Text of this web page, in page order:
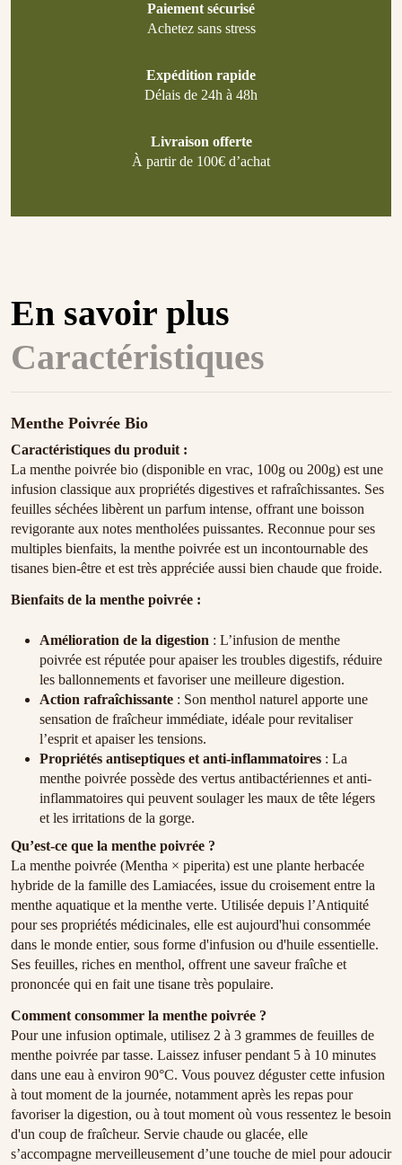
Paiement sécurisé
Achetez sans stress
Expédition rapide
Délais de 24h à 48h
Livraison offerte
À partir de 100€ d’achat
En savoir plus
Caractéristiques
Menthe Poivrée Bio
Caractéristiques du produit :
La menthe poivrée bio (disponible en vrac, 100g ou 200g) est une
infusion classique aux propriétés digestives et rafraîchissantes. Ses
feuilles séchées libèrent un parfum intense, offrant une boisson
revigorante aux notes mentholées puissantes. Reconnue pour ses
multiples bienfaits, la menthe poivrée est un incontournable des
tisanes bien-être et est très appréciée aussi bien chaude que froide.
Bienfaits de la menthe poivrée :
Amélioration de la digestion : L’infusion de menthe
poivrée est réputée pour apaiser les troubles digestifs, réduire
les ballonnements et favoriser une meilleure digestion.
Action rafraîchissante : Son menthol naturel apporte une
sensation de fraîcheur immédiate, idéale pour revitaliser
l’esprit et apaiser les tensions.
Propriétés antiseptiques et anti-inflammatoires : La
menthe poivrée possède des vertus antibactériennes et anti-
inflammatoires qui peuvent soulager les maux de tête légers
et les irritations de la gorge.
Qu’est-ce que la menthe poivrée ?
La menthe poivrée (Mentha × piperita) est une plante herbacée
hybride de la famille des Lamiacées, issue du croisement entre la
menthe aquatique et la menthe verte. Utilisée depuis l’Antiquité
pour ses propriétés médicinales, elle est aujourd'hui consommée
dans le monde entier, sous forme d'infusion ou d'huile essentielle.
Ses feuilles, riches en menthol, offrent une saveur fraîche et
prononcée qui en fait une tisane très populaire.
Comment consommer la menthe poivrée ?
Pour une infusion optimale, utilisez 2 à 3 grammes de feuilles de
menthe poivrée par tasse. Laissez infuser pendant 5 à 10 minutes
dans une eau à environ 90°C. Vous pouvez déguster cette infusion
à tout moment de la journée, notamment après les repas pour
favoriser la digestion, ou à tout moment où vous ressentez le besoin
d'un coup de fraîcheur. Servie chaude ou glacée, elle
s’accompagne merveilleusement d’une touche de miel pour adoucir